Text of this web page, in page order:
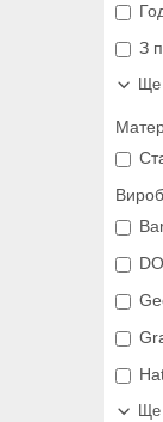
З
Ще
Ще